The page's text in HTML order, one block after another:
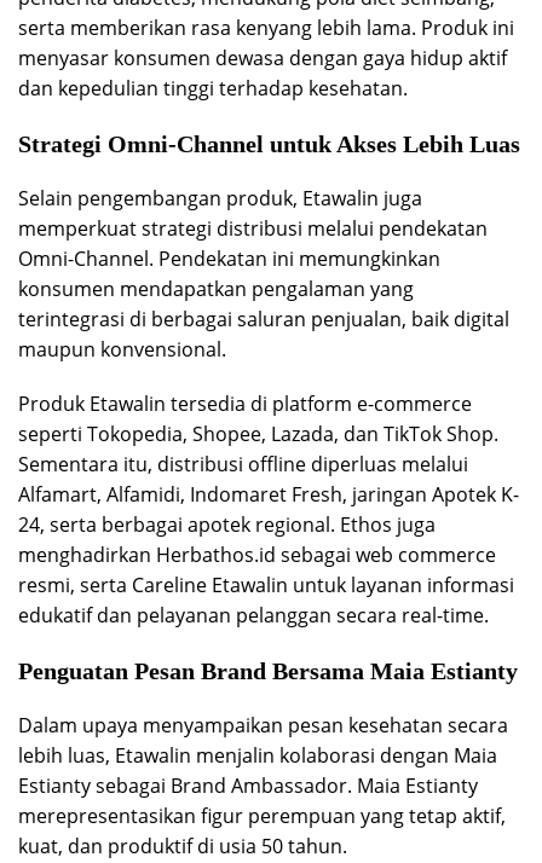
serta memberikan rasa kenyang lebih lama. Produk ini
menyasar konsumen dewasa dengan gaya hidup aktif
dan kepedulian tinggi terhadap kesehatan.
Strategi Omni-Channel untuk Akses Lebih Luas
Selain pengembangan produk, Etawalin juga
memperkuat strategi distribusi melalui pendekatan
Omni-Channel. Pendekatan ini memungkinkan
konsumen mendapatkan pengalaman yang
terintegrasi di berbagai saluran penjualan, baik digital
maupun konvensional.
Produk Etawalin tersedia di platform e-commerce
seperti Tokopedia, Shopee, Lazada, dan TikTok Shop.
Sementara itu, distribusi offline diperluas melalui
Alfamart, Alfamidi, Indomaret Fresh, jaringan Apotek K-
24, serta berbagai apotek regional. Ethos juga
menghadirkan Herbathos.id sebagai web commerce
resmi, serta Careline Etawalin untuk layanan informasi
edukatif dan pelayanan pelanggan secara real-time.
Penguatan Pesan Brand Bersama Maia Estianty
Dalam upaya menyampaikan pesan kesehatan secara
lebih luas, Etawalin menjalin kolaborasi dengan Maia
Estianty sebagai Brand Ambassador. Maia Estianty
merepresentasikan figur perempuan yang tetap aktif,
kuat, dan produktif di usia 50 tahun.